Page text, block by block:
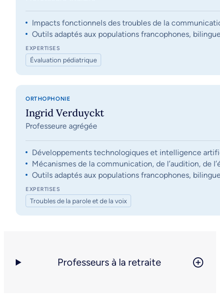
Impacts fonctionnels des troubles de la
Outils adaptés aux populations francophones,
EXPERTISES
Évaluation pédiatrique
ORTHOPHONIE
Ingrid Verduyckt
Professeure agrégée
Développements technologiques et intelligence
Mécanismes de la communication, de l’audition, de
Outils adaptés aux populations francophones,
EXPERTISES
Troubles de la parole et de la voix
Professeurs à la retraite